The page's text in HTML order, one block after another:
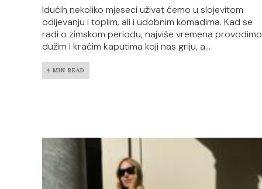
Idućih nekoliko mjeseci uživat ćemo u slojevitom
odijevanju i toplim, ali i udobnim komadima. Kad se
radi o zimskom periodu, najviše vremena
dužim i kraćim kaputima koji nas griju, a...
4 MIN READ